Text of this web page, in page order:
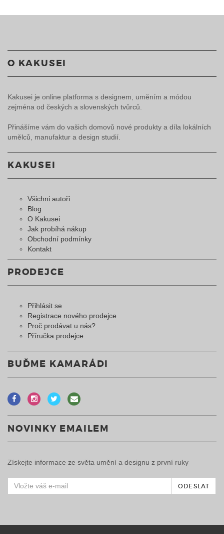
O KAKUSEI
Kakusei je online platforma s designem, uměním a módou
zejména od českých a slovenských tvůrců.
Přinášíme vám do vašich domovů nové produkty a díla lokálních
umělců, manufaktur a design studií.
KAKUSEI
Všichni autoři
Blog
O Kakusei
Jak probíhá nákup
Obchodní podmínky
Kontakt
PRODEJCE
Přihlásit se
Registrace nového prodejce
Proč prodávat u nás?
Příručka prodejce
BUĎME KAMARÁDI
NOVINKY EMAILEM
Získejte informace ze světa umění a designu z první ruky
ODESLAT